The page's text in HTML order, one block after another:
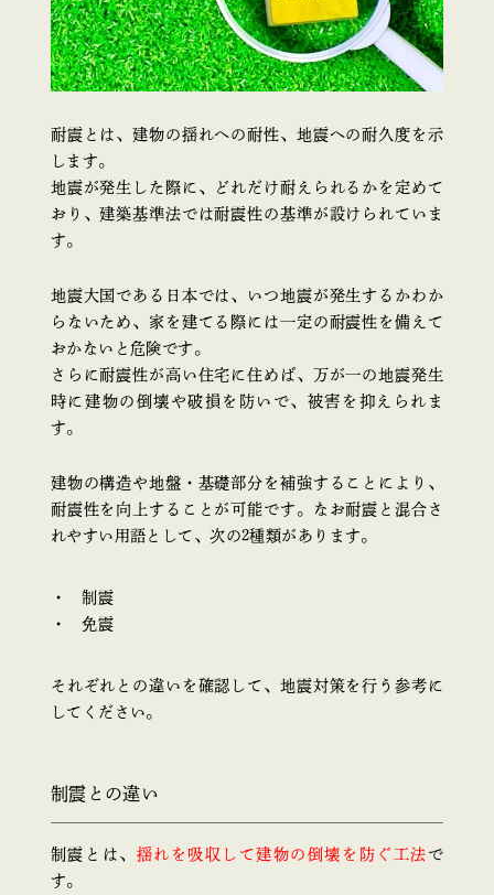
耐震とは、建物の揺れへの耐性、地震への耐久度を示
します。
地震が発生した際に、どれだけ耐えられるかを定めて
おり、建築基準法では耐震性の基準が設けられていま
す。
地震大国である日本では、いつ地震が発生するかわか
らないため、家を建てる際には一定の耐震性を備えて
おかないと危険です。
さらに耐震性が高い住宅に住めば、万が一の地震発生
時に建物の倒壊や破損を防いで、被害を抑えられま
す。
建物の構造や地盤・基礎部分を補強することにより、
耐震性を向上することが可能です。なお耐震と混合さ
れやすい用語として、次の2種類があります。
制震
免震
それぞれとの違いを確認して、地震対策を行う参考に
してください。
制震との違い
制震とは、 揺れを吸収して建物の倒壊を防ぐ工法 で
す。